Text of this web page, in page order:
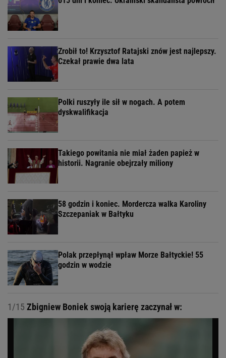
Zrobił to! Krzysztof Ratajski znów jest najlepszy.
Czekał prawie dwa lata
Polki ruszyły ile sił w nogach. A potem
dyskwalifikacja
Takiego powitania nie miał żaden papież w
historii. Nagranie obejrzały miliony
58 godzin i koniec. Mordercza walka Karoliny
Szczepaniak w Bałtyku
Polak przepłynął wpław Morze Bałtyckie! 55
godzin w wodzie
1/15 Zbigniew Boniek swoją karierę zaczynał w: